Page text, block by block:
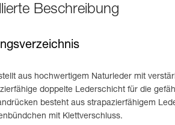
Beschreibung
aus hochwertigem Naturleder mit
doppelte Lederschicht für die
besteht aus strapazierfähigem
mit Klettverschluss.